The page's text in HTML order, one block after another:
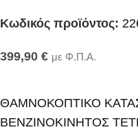
Κωδικός προϊόντος:
399,90 € με Φ.Π.Α.
ΘΑΜΝΟΚΟΠΤΙΚΟ
ΒΕΝΖΙΝΟΚΙΝΗΤΟΣ